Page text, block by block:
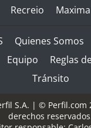
Recreio
Maxima
Quienes Somos
Equipo
Reglas
Tránsito
S.A. | © Perfil.com
derechos